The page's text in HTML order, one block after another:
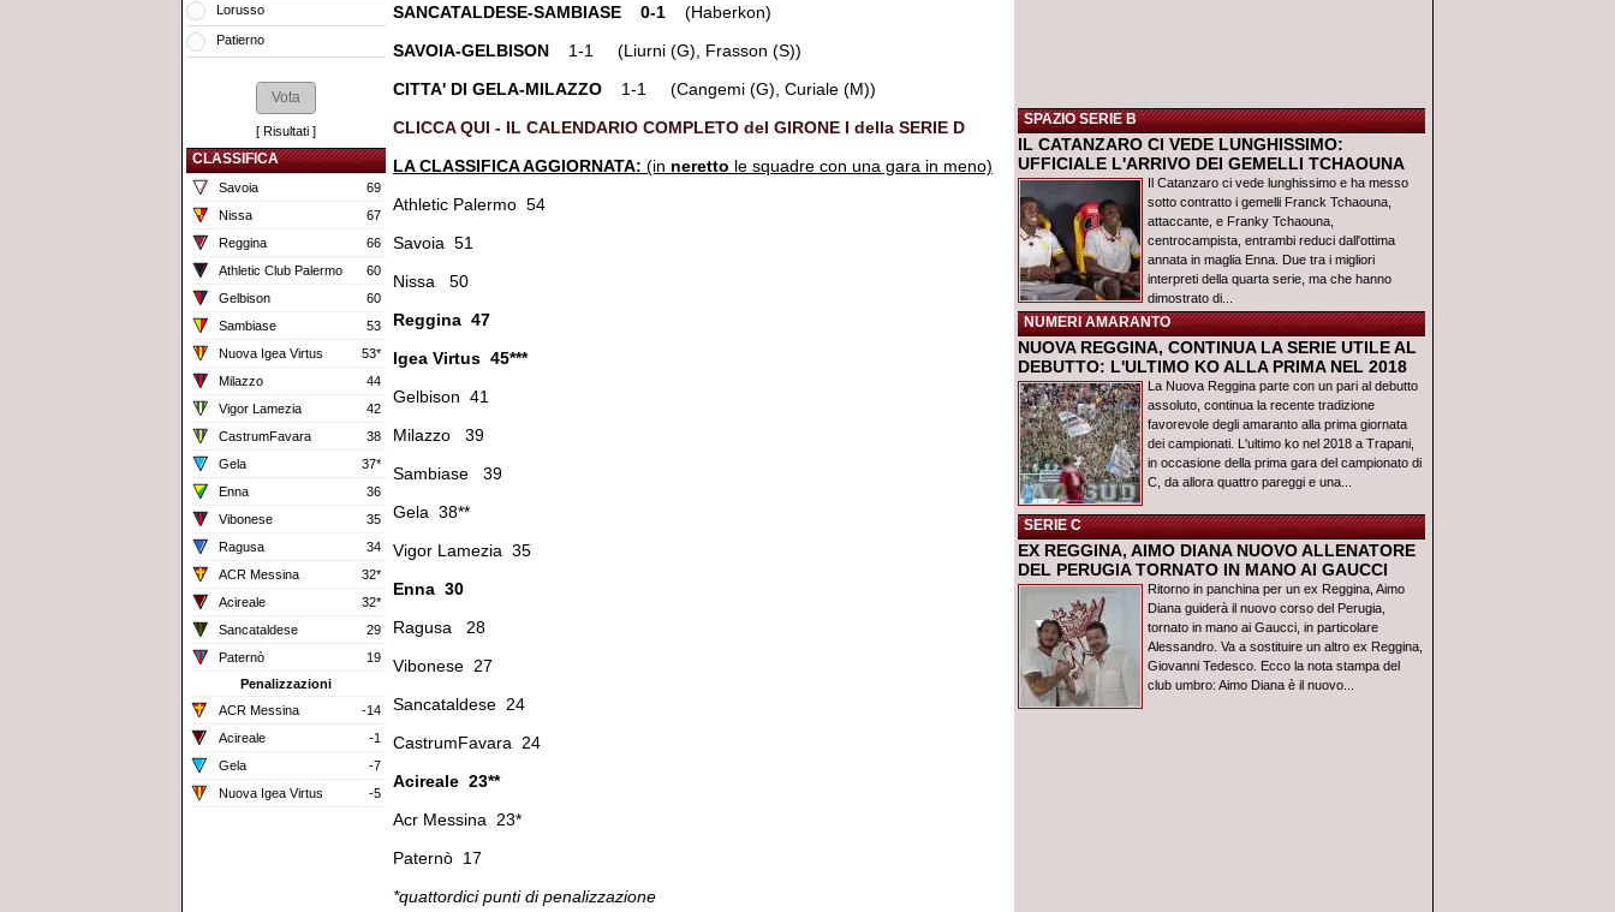
Lorusso
Patierno
[ Risultati ]
CLASSIFICA
Savoia
69
Nissa
67
Reggina
66
Athletic Club Palermo
60
Gelbison
60
Sambiase
53
Nuova Igea Virtus
53*
Milazzo
44
Vigor Lamezia
42
CastrumFavara
38
Gela
37*
Enna
36
Vibonese
35
Ragusa
34
ACR Messina
32*
Acireale
32*
Sancataldese
29
Paternò
19
Penalizzazioni
ACR Messina
-14
Acireale
-1
Gela
-7
Nuova Igea Virtus
-5
SANCATALDESE-SAMBIASE
0-1
(Haberkon)
SAVOIA-GELBISON 1-1 (Liurni (G), Frasson (S))
CITTA' DI GELA-MILAZZO
1-1 (Cangemi (G), Curiale (M))
CLICCA QUI - IL CALENDARIO COMPLETO del GIRONE I della SERIE D
LA CLASSIFICA AGGIORNATA: (in neretto le squadre con una gara in meno)
Athletic Palermo 54
Savoia 51
Nissa 50
Reggina 47
Igea Virtus 45***
Gelbison 41
Milazzo 39
Sambiase 39
Gela 38**
Vigor Lamezia 35
Enna 30
Ragusa 28
Vibonese 27
Sancataldese 24
CastrumFavara 24
Acireale 23**
Acr Messina 23*
Paternò 17
*quattordici punti di penalizzazione
SPAZIO SERIE B
IL CATANZARO CI VEDE LUNGHISSIMO:
UFFICIALE L'ARRIVO DEI GEMELLI TCHAOUNA
Il Catanzaro ci vede lunghissimo e ha messo
sotto contratto i gemelli Franck Tchaouna,
attaccante, e Franky Tchaouna,
centrocampista, entrambi reduci dall'ottima
annata in maglia Enna. Due tra i migliori
interpreti della quarta serie, ma che hanno
dimostrato di...
NUMERI AMARANTO
NUOVA REGGINA, CONTINUA LA SERIE UTILE AL
DEBUTTO: L'ULTIMO KO ALLA PRIMA NEL 2018
La Nuova Reggina parte con un pari al debutto
assoluto, continua la recente tradizione
favorevole degli amaranto alla prima giornata
dei campionati. L'ultimo ko nel 2018 a Trapani,
in occasione della prima gara del campionato di
C, da allora quattro pareggi e una...
SERIE C
EX REGGINA, AIMO DIANA NUOVO ALLENATORE
DEL PERUGIA TORNATO IN MANO AI GAUCCI
Ritorno in panchina per un ex Reggina, Aimo
Diana guiderà il nuovo corso del Perugia,
tornato in mano ai Gaucci, in particolare
Alessandro. Va a sostituire un altro ex Reggina,
Giovanni Tedesco. Ecco la nota stampa del
club umbro: Aimo Diana è il nuovo...